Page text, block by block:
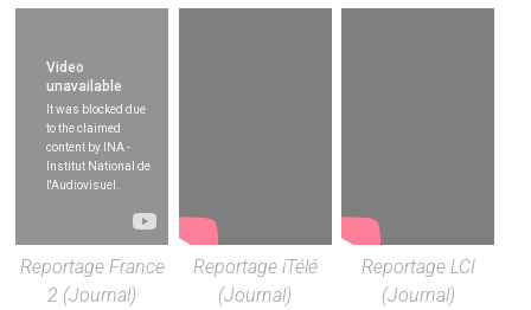
Reportage France
2 (Journal)
Reportage iTélé
(Journal)
Reportage LCI
(Journal)